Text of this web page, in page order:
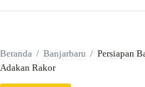
Beranda / Banjarbaru / Persiapan
Adakan Rakor